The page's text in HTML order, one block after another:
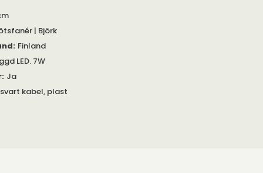
| Björk
: Finland
LED. 7W
: Ja
kabel, plast